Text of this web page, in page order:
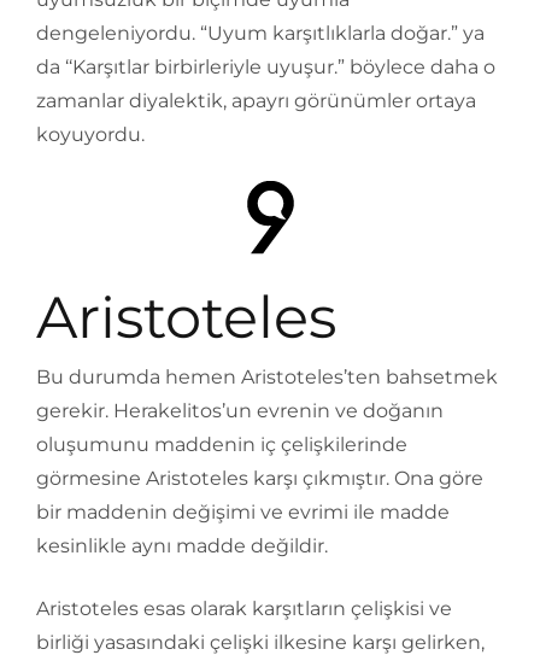
dengeleniyordu. “Uyum karşıtlıklarla doğar.” ya
da ‘‘Karşıtlar birbirleriyle uyuşur.” böylece daha o
zamanlar diyalektik, apayrı görünümler ortaya
koyuyordu.
Aristoteles
Bu durumda hemen Aristoteles’ten bahsetmek
gerekir. Herakelitos’un evrenin ve doğanın
oluşumunu maddenin iç çelişkilerinde
görmesine Aristoteles karşı çıkmıştır. Ona göre
bir maddenin değişimi ve evrimi ile madde
kesinlikle aynı madde değildir.
Aristoteles esas olarak karşıtların çelişkisi ve
birliği yasasındaki çelişki ilkesine karşı gelirken,